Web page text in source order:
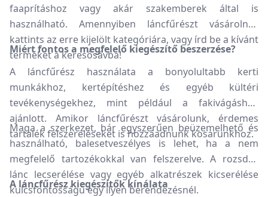
faaprításhoz vagy akár szakemberek által is
használható. Amennyiben láncfűrészt vásárolnál,
kattints az erre kijelölt kategóriára, vagy írd be a kívánt
terméket a keresősávba!
Miért fontos a megfelelő kiegészítő beszerzése?
A láncfűrész használata a bonyolultabb kerti
munkákhoz, kertépítéshez és egyéb kültéri
tevékenységekhez, mint például a fakivágáshoz
ajánlott. Amikor láncfűrészt vásárolunk, érdemes
tartalék felszereléseket is hozzáadnunk kosarunkhoz.
Maga a szerkezet, bár egyszerűen beüzemelhető és
használható, balesetveszélyes is lehet, ha a nem
megfelelő tartozékokkal van felszerelve. A rozsdás
lánc lecserélése vagy egyéb alkatrészek kicserélése
kulcsfontosságú egy ilyen berendezésnél.
A láncfűrész kiegészítők kínálata